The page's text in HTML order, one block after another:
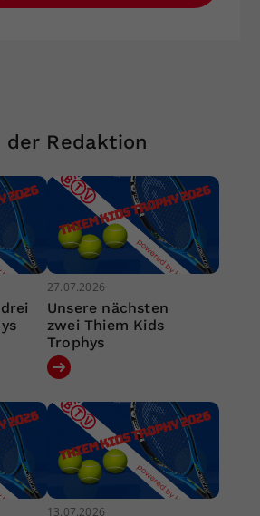
der Redaktion
27.07.2026
Unsere nächsten
zwei Thiem Kids
Trophys
13.07.2026